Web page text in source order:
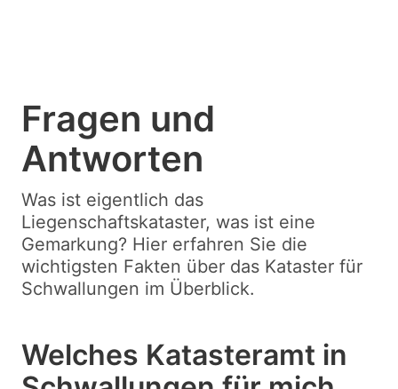
Fragen und
Antworten
Was ist eigentlich das
Liegenschaftskataster, was ist eine
Gemarkung? Hier erfahren Sie die
wichtigsten Fakten über das Kataster für
Schwallungen im Überblick.
Welches Katasteramt in